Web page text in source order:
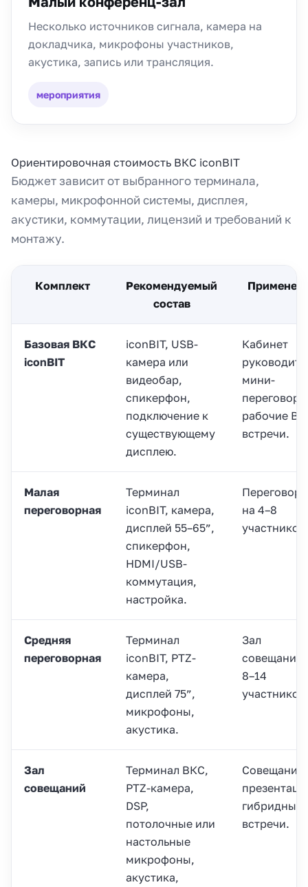
Несколько источников сигнала, камера на
докладчика, микрофоны участников,
акустика, запись или трансляция.
мероприятия
Ориентировочная стоимость ВКС iconBIT
Бюджет зависит от выбранного терминала,
камеры, микрофонной системы, дисплея,
акустики, коммутации, лицензий и требований к
монтажу.
Комплект
Рекомендуемый
состав
Базовая ВКС
iconBIT
iconBIT, USB-
камера или
видеобар,
спикерфон,
подключение к
существующему
дисплею.
Кабинет
мини-
рабочие
встречи.
Малая
переговорная
Терминал
iconBIT, камера,
дисплей 55–65”,
спикерфон,
HDMI/USB-
коммутация,
настройка.
на 4–8
участников.
Средняя
переговорная
Терминал
iconBIT, PTZ-
камера,
дисплей 75”,
микрофоны,
акустика.
Зал
совещаний
8–14
участников.
Зал
совещаний
Терминал ВКС,
PTZ-камера,
DSP,
потолочные или
настольные
микрофоны,
акустика,
Совещания,
гибридные
встречи.